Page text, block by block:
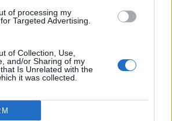
of processing my
Targeted Advertising.
of Collection, Use,
and/or Sharing of my
Is Unrelated with the
it was collected.
restricții
în dosarul „Colectiv”, pentru a